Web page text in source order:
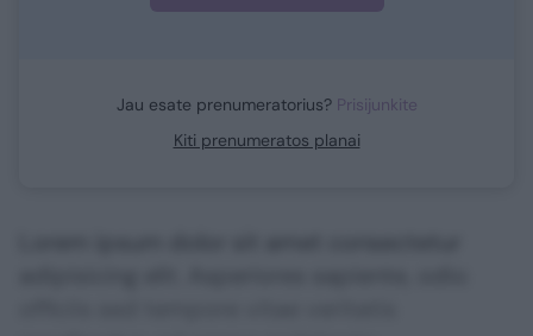
Jau esate prenumeratorius? Prisijunkite
Kiti prenumeratos planai